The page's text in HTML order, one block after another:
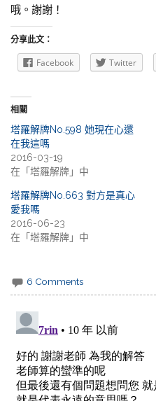
哦。謝謝！
分享此文：
Facebook Twitter
相關
塔羅解牌No.598 她現在心還
在我這嗎
2016-03-19
在「塔羅解牌」中
塔羅解牌No.663 對方是真心
愛我嗎
2016-06-23
在「塔羅解牌」中
6 Comments